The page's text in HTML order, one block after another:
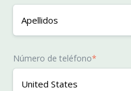
Número de teléfono*